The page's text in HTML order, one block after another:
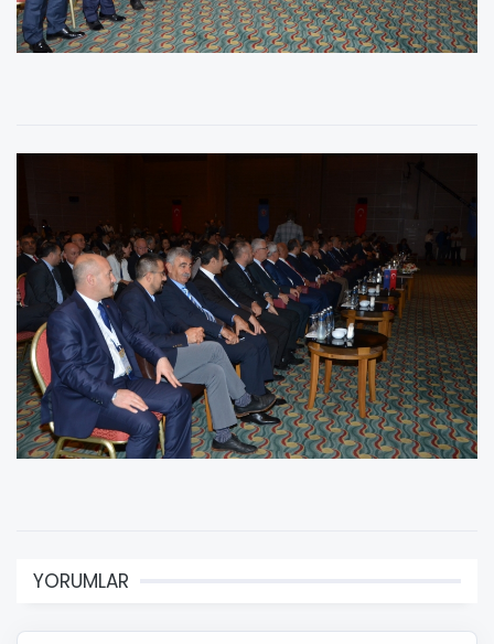
YORUMLAR